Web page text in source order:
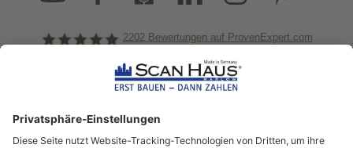
ScanHaus Marlow
2202 Bewertungen auf ProvenExpert.com
informiert!